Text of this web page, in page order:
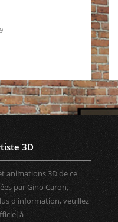
3D
animations 3D de ce
par Gino Caron,
d'information, veuillez
à